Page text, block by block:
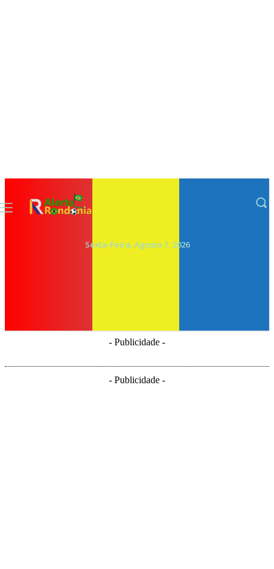
Sexta-Feira, Agosto 7, 2026
- Publicidade -
- Publicidade -